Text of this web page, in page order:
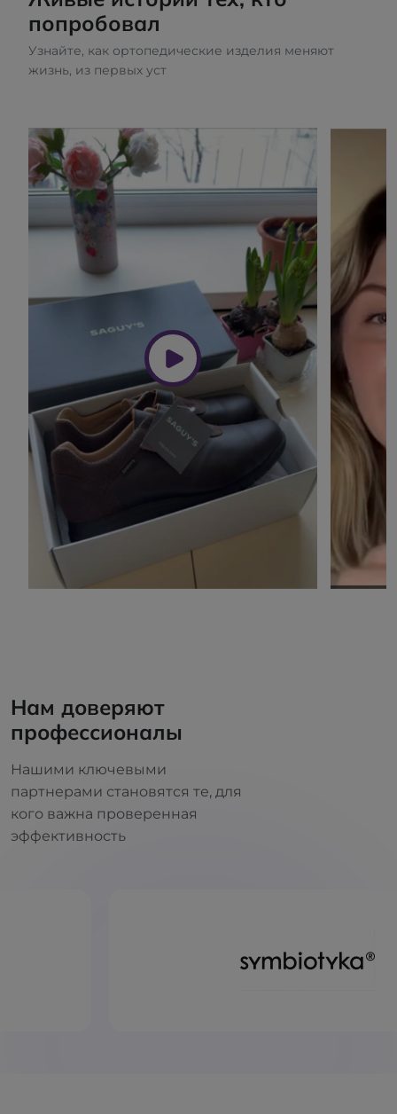
попробовал
Узнайте, как ортопедические изделия меняют
жизнь, из первых уст
Нам доверяют
профессионалы
Нашими ключевыми
партнерами становятся те, для
кого важна проверенная
эффективность